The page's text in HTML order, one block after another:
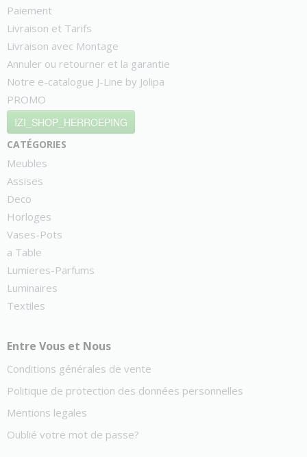
Paiement
Livraison et Tarifs
Livraison avec Montage
Annuler ou retourner et la garantie
Notre e-catalogue J-Line by Jolipa
PROMO
IZI_SHOP_HERROEPING
catégories
Meubles
Assises
Deco
Horloges
Vases-Pots
a Table
Lumieres-Parfums
Luminaires
Textiles
Entre Vous et Nous
Conditions générales de vente
Politique de protection des données personnelles
Mentions legales
Oublié votre mot de passe?